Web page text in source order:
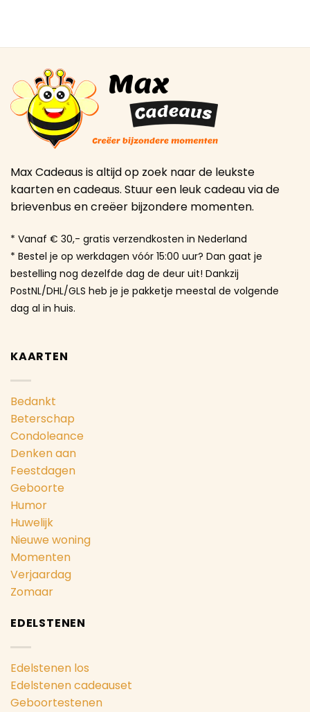
Max Cadeaus is altijd op zoek naar de leukste
kaarten en cadeaus. Stuur een leuk cadeau via de
brievenbus en creëer bijzondere momenten.
* Vanaf € 30,- gratis verzendkosten in Nederland
* Bestel je op werkdagen vóór 15:00 uur? Dan gaat je
bestelling nog dezelfde dag de deur uit! Dankzij
PostNL/DHL/GLS heb je je pakketje meestal de volgende
dag al in huis.
KAARTEN
Bedankt
Beterschap
Condoleance
Denken aan
Feestdagen
Geboorte
Humor
Huwelijk
Nieuwe woning
Momenten
Verjaardag
Zomaar
EDELSTENEN
Edelstenen los
Edelstenen cadeauset
Geboortestenen